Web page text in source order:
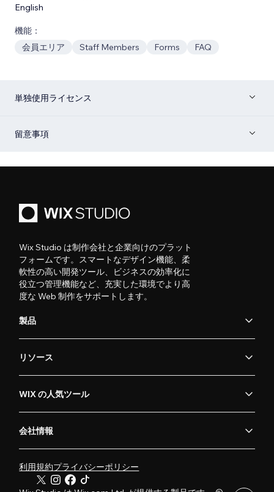
English
機能：
会員エリア
Staff Members Forms FAQ
単独使用ライセンス
留意事項
Wix Studio は制作会社と企業向けのプラット
フォームです。スマートなデザイン機能、柔
軟性の高い開発ツール、ビジネスの効率化に
役立つ管理機能など、充実した環境でより高
度な Web 制作をサポートします。
製品
リソース
WIX の人気ツール
会社情報
利用規約プライバシーポリシー